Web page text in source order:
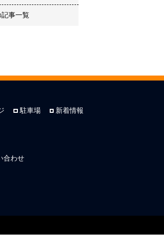
記事一覧
駐車場 新着情報
合わせ